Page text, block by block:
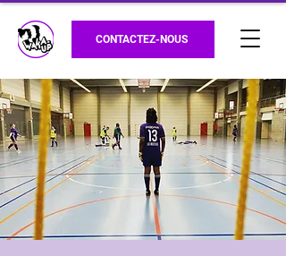
CONTACTEZ-NOUS